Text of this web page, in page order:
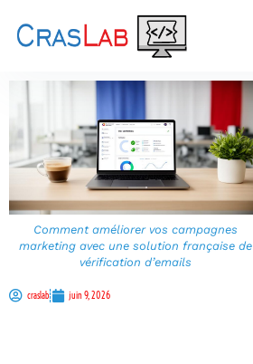
Comment améliorer vos campagnes
marketing avec une solution française de
vérification d’emails
craslab juin 9, 2026